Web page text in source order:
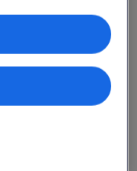
traduzioneApertura
una
nuova
scheda
no